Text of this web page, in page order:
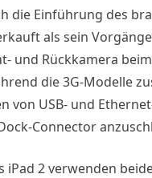
die Einführung des
als sein
und Rückkamera
die 3G-Modelle
von USB- und
Connector
iPad 2 verwenden